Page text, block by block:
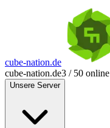
cube-nation.de
cube-nation.de3 / 50 online
Unsere Server